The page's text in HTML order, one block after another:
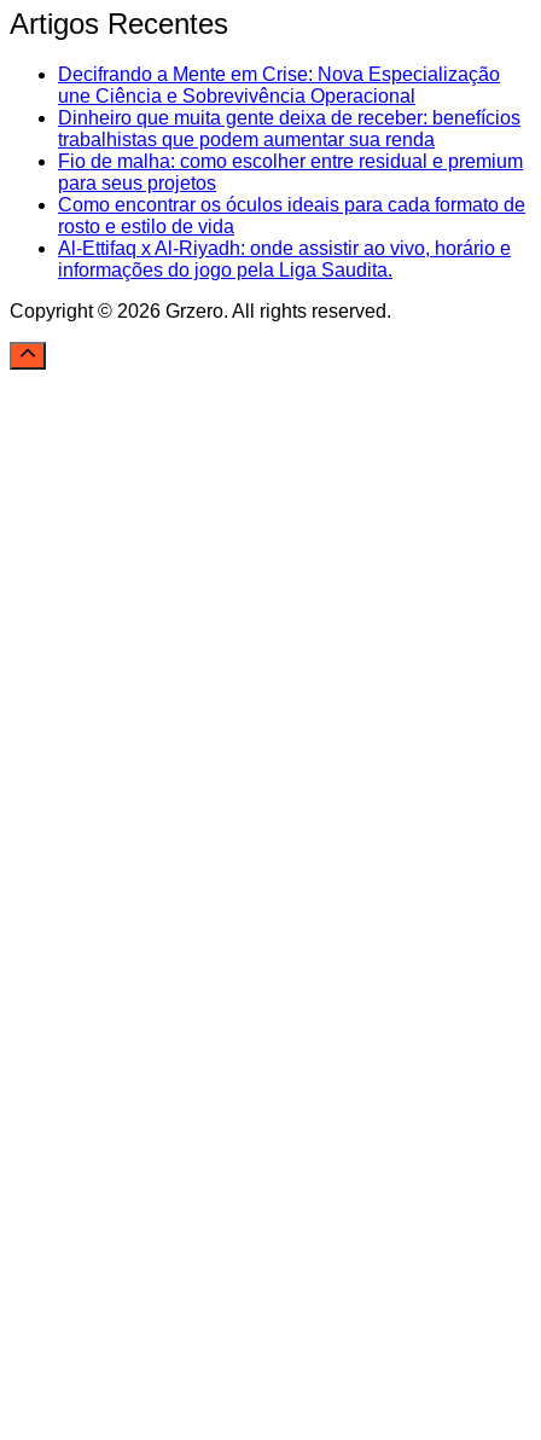
Artigos Recentes
Decifrando a Mente em Crise: Nova Especialização
une Ciência e Sobrevivência Operacional
Dinheiro que muita gente deixa de receber: benefícios
trabalhistas que podem aumentar sua renda
Fio de malha: como escolher entre residual e premium
para seus projetos
Como encontrar os óculos ideais para cada formato de
rosto e estilo de vida
Al-Ettifaq x Al-Riyadh: onde assistir ao vivo, horário e
informações do jogo pela Liga Saudita.
Copyright © 2026 Grzero. All rights reserved.